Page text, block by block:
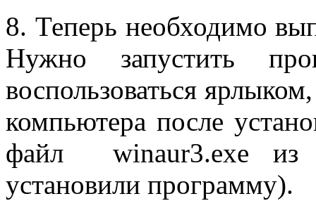
8. Теперь необходимо
Нужно запустить
воспользоваться
компьютера после
файл winaur3.exe
установили программу).